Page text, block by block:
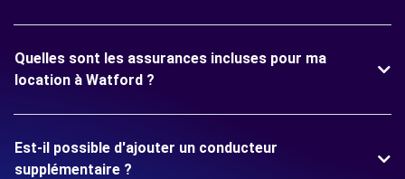
Quelles sont les assurances incluses pour ma
location à Watford ?
Est-il possible d'ajouter un conducteur
supplémentaire ?